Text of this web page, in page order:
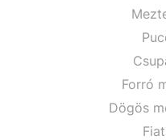
Forró
Dögös